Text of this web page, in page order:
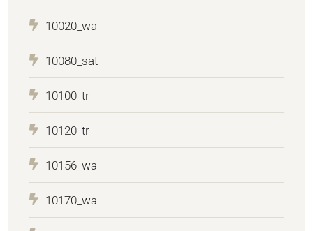
10020_wa
10080_sat
10100_tr
10120_tr
10156_wa
10170_wa